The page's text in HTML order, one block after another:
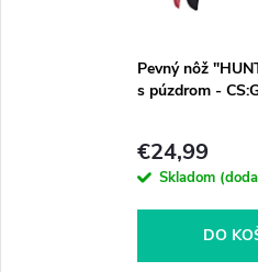
Pevný nôž
s púzdrom -
€24,99
Skladom
DO